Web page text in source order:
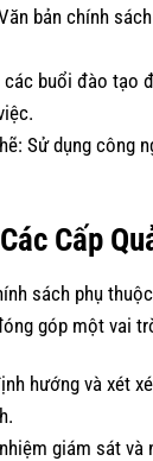
bản chính
buổi đào tạo
Sử dụng công
Cấp
sách phụ
góp một vai
hướng và xét
giám sát